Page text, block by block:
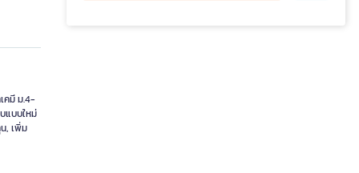
คมี ม.4-
แบบใหม่
, เพิ่ม